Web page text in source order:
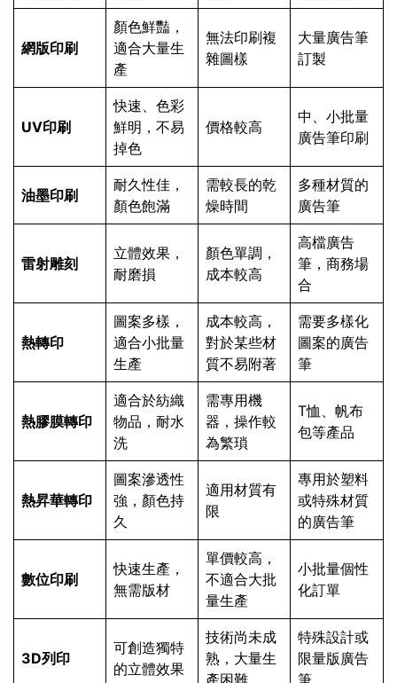
網版印刷
顏色鮮豔，
適合大量生
產
無法印刷複
雜圖樣
大量廣告筆
訂製
UV印刷
快速、色彩
鮮明，不易
掉色
價格較高
中、小批量
廣告筆印刷
油墨印刷
耐久性佳，
顏色飽滿
需較長的乾
燥時間
多種材質的
廣告筆
雷射雕刻
立體效果，
耐磨損
顏色單調，
成本較高
高檔廣告
筆，商務場
合
熱轉印
圖案多樣，
適合小批量
生產
成本較高，
對於某些材
質不易附著
需要多樣化
圖案的廣告
筆
熱膠膜轉印
適合於紡織
物品，耐水
洗
需專用機
器，操作較
為繁瑣
T恤、帆布
包等產品
熱昇華轉印
圖案滲透性
強，顏色持
久
適用材質有
限
專用於塑料
或特殊材質
的廣告筆
數位印刷
快速生產，
無需版材
單價較高，
不適合大批
量生產
小批量個性
化訂單
3D列印
可創造獨特
的立體效果
技術尚未成
熟，大量生
產困難
特殊設計或
限量版廣告
筆